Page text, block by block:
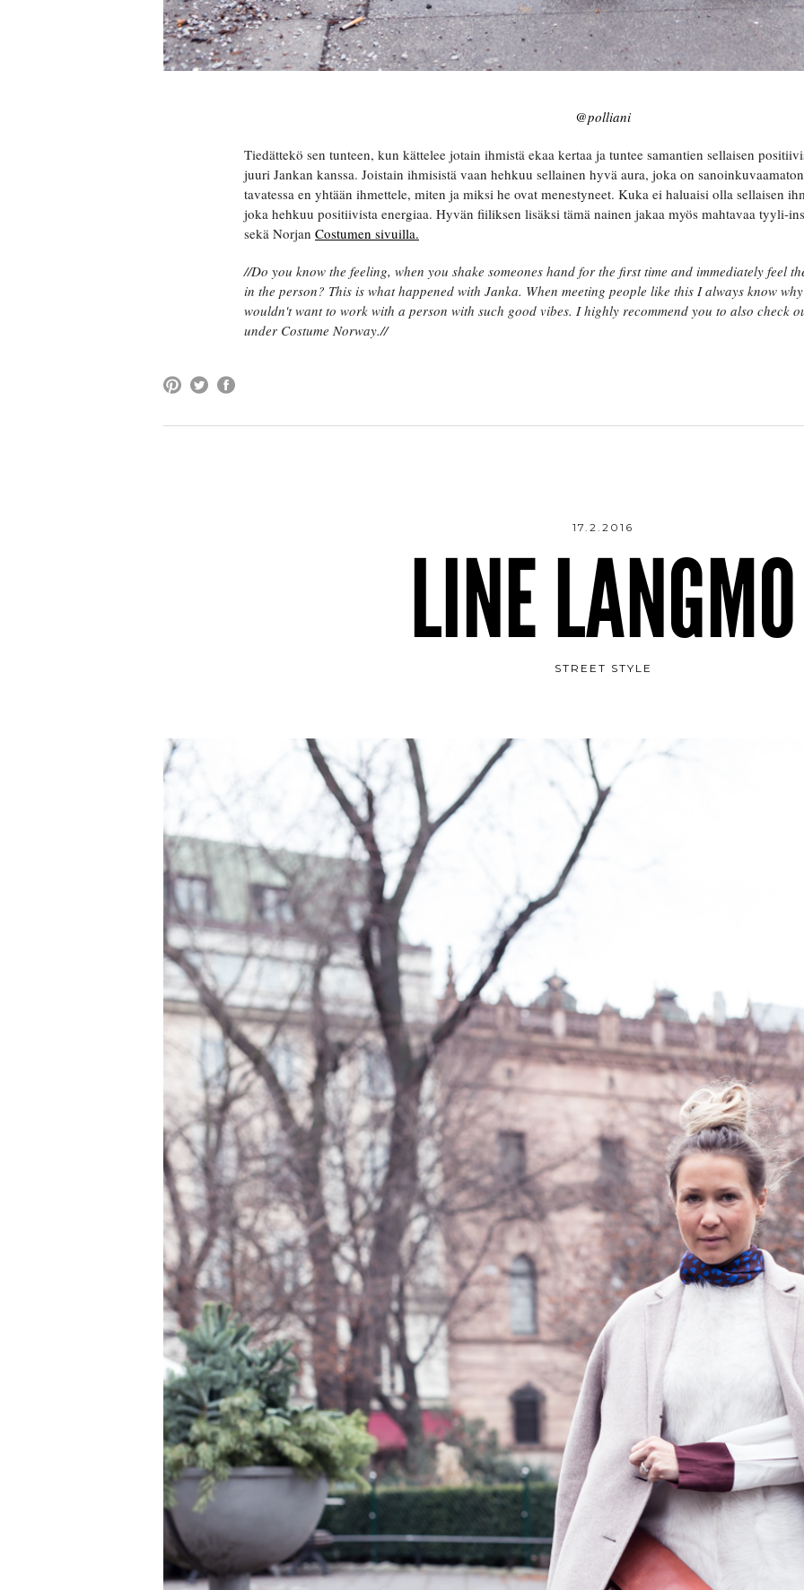
@polliani
Tiedättekö sen tunteen, kun kättelee jotain ihmistä ekaa kertaa ja tuntee samantien sellaisen
juuri Jankan kanssa. Joistain ihmisistä vaan hehkuu sellainen hyvä aura, joka on
tavatessa en yhtään ihmettele, miten ja miksi he ovat menestyneet. Kuka ei haluaisi olla sellaisen
joka hehkuu positiivista energiaa. Hyvän fiiliksen lisäksi tämä nainen jakaa myös mahtavaa tyyli-
sekä Norjan Costumen sivuilla.
//Do you know the feeling, when you shake someones hand for the first time and immediately feel
in the person? This is what happened with Janka. When meeting people like this I always know
wouldn't want to work with a person with such good vibes. I highly recommend you to also check
under Costume Norway.//
17.2.2016
LINE LANGMO
STREET STYLE